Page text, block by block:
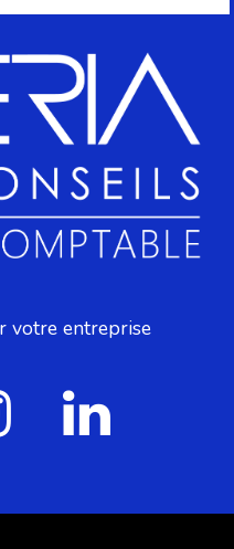
votre entreprise